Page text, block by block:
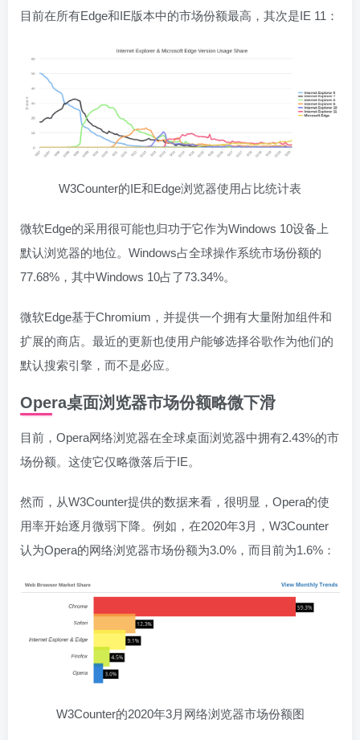
目前在所有Edge和IE版本中的市场份额最高，其次是IE 11：
W3Counter的IE和Edge浏览器使用占比统计表
微软Edge的采用很可能也归功于它作为Windows 10设备上
默认浏览器的地位。Windows占全球操作系统市场份额的
77.68%，其中Windows 10占了73.34%。
微软Edge基于Chromium，并提供一个拥有大量附加组件和
扩展的商店。最近的更新也使用户能够选择谷歌作为他们的
默认搜索引擎，而不是必应。
Opera桌面浏览器市场份额略微下滑
目前，Opera网络浏览器在全球桌面浏览器中拥有2.43%的市
场份额。这使它仅略微落后于IE。
然而，从W3Counter提供的数据来看，很明显，Opera的使
用率开始逐月微弱下降。例如，在2020年3月，W3Counter
认为Opera的网络浏览器市场份额为3.0%，而目前为1.6%：
W3Counter的2020年3月网络浏览器市场份额图